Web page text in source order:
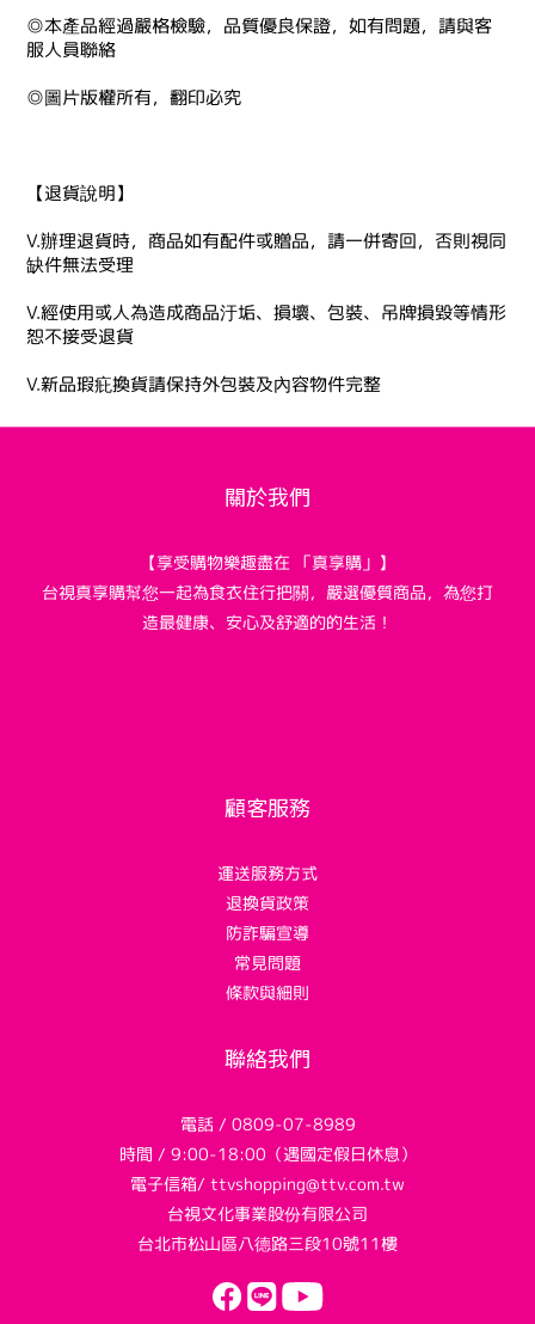
◎本產品經過嚴格檢驗，品質優良保證，如有問題，請與客
服人員聯絡
◎圖片版權所有，翻印必究
【退貨說明】
V.辦理退貨時，商品如有配件或贈品，請一併寄回，否則視同
缺件無法受理
V.經使用或人為造成商品汙垢、損壞、包裝、吊牌損毀等情形
恕不接受退貨
V.新品瑕疪換貨請保持外包裝及內容物件完整
關於我們
【享受購物樂趣盡在 「真享購」】
台視真享購幫您一起為食衣住行把關，嚴選優質商品，為您打
造最健康、安心及舒適的的生活！
顧客服務
運送服務方式
退換貨政策
防詐騙宣導
常見問題
條款與細則
聯絡我們
電話 / 0809-07-8989
時間 / 9:00-18:00（遇國定假日休息）
電子信箱/ ttvshopping@ttv.com.tw
台視文化事業股份有限公司
台北市松山區八德路三段10號11樓